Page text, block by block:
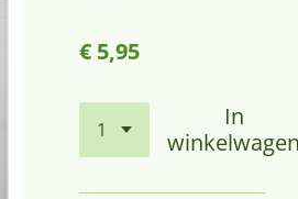
€ 5,95
In